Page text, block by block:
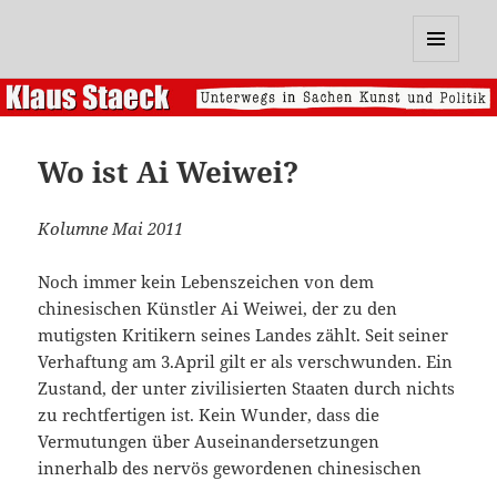
UND
WIDGETS
Wo ist Ai Weiwei?
Kolumne Mai 2011
Noch immer kein Lebenszeichen von dem
chinesischen Künstler Ai Weiwei, der zu den
mutigsten Kritikern seines Landes zählt. Seit seiner
Verhaftung am 3.April gilt er als verschwunden. Ein
Zustand, der unter zivilisierten Staaten durch nichts
zu rechtfertigen ist. Kein Wunder, dass die
Vermutungen über Auseinandersetzungen
innerhalb des nervös gewordenen chinesischen